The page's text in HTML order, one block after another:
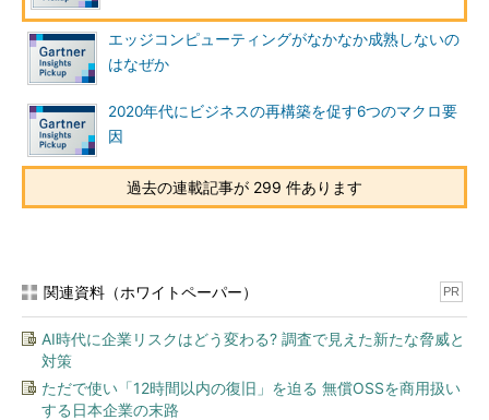
エッジコンピューティングがなかなか成熟しないの
はなぜか
2020年代にビジネスの再構築を促す6つのマクロ要
因
過去の連載記事が 299 件あります
関連資料（ホワイトペーパー） PR
AI時代に企業リスクはどう変わる? 調査で見えた新たな脅威と
対策
ただで使い「12時間以内の復旧」を迫る 無償OSSを商用扱い
する日本企業の末路